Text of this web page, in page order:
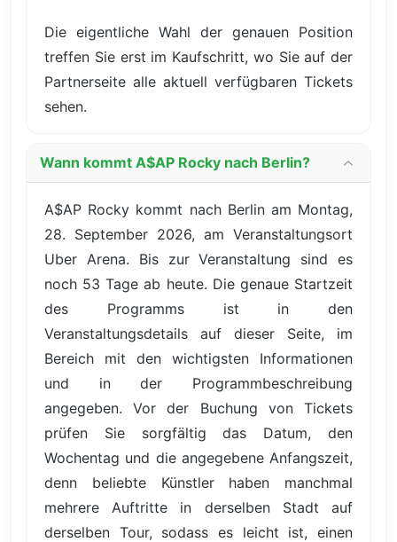
Die eigentliche Wahl der genauen Position
treffen Sie erst im Kaufschritt, wo Sie auf der
Partnerseite alle aktuell verfügbaren Tickets
sehen.
Wann kommt A$AP Rocky nach Berlin?
A$AP Rocky kommt nach Berlin am Montag,
28. September 2026, am Veranstaltungsort
Uber Arena. Bis zur Veranstaltung sind es
noch 53 Tage ab heute. Die genaue Startzeit
des Programms ist in den
Veranstaltungsdetails auf dieser Seite, im
Bereich mit den wichtigsten Informationen
und in der Programmbeschreibung
angegeben. Vor der Buchung von Tickets
prüfen Sie sorgfältig das Datum, den
Wochentag und die angegebene Anfangszeit,
denn beliebte Künstler haben manchmal
mehrere Auftritte in derselben Stadt auf
derselben Tour, sodass es leicht ist, einen